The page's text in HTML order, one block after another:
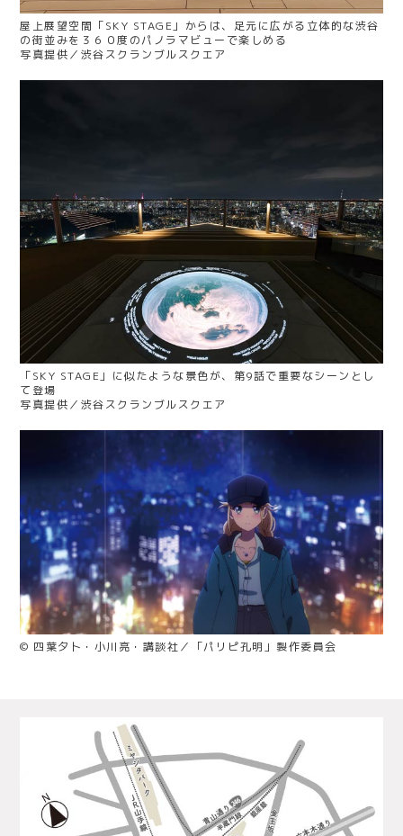
屋上展望空間「SKY STAGE」からは、足元に広がる立体的な渋谷
の街並みを３６０度のパノラマビューで楽しめる
写真提供／渋谷スクランブルスクエア
「SKY STAGE」に似たような景色が、第9話で重要なシーンとし
て登場
写真提供／渋谷スクランブルスクエア
© 四葉夕卜・小川亮・講談社／「パリピ孔明」製作委員会